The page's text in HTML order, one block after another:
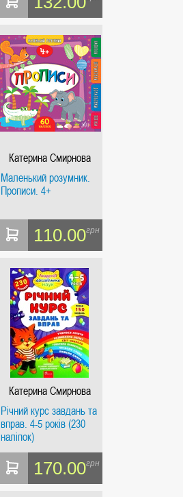
Катерина Смирнова
Маленький розумник.
Прописи. 4+
110.00грн
Катерина Смирнова
Річний курс завдань та
вправ. 4-5 років (230
наліпок)
170.00грн